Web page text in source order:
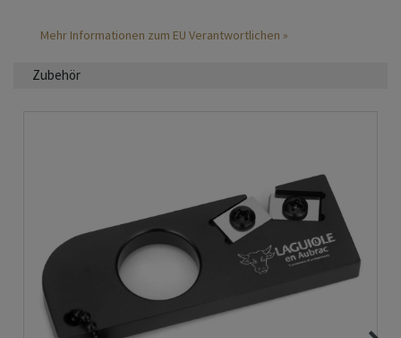
Mehr Informationen zum EU Verantwortlichen »
Zubehör